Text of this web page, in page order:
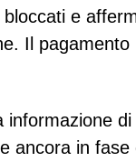
e
Il
ancora in